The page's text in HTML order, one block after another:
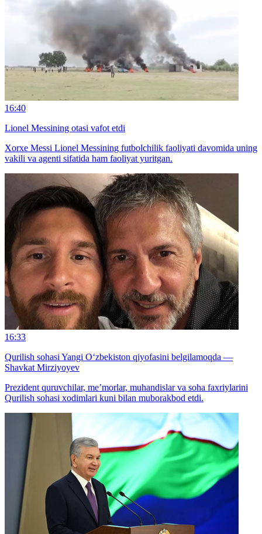
16:40
Lionel Messining otasi vafot etdi
Xorxe Messi Lionel Messining futbolchilik faoliyati davomida uning
vakili va agenti sifatida ham faoliyat yuritgan.
16:33
Qurilish sohasi Yangi O‘zbekiston qiyofasini belgilamoqda —
Shavkat Mirziyoyev
Prezident quruvchilar, me’morlar, muhandislar va soha faxriylarini
Qurilish sohasi xodimlari kuni bilan muborakbod etdi.